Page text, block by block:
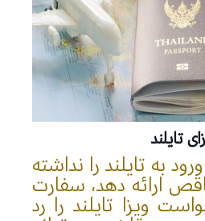
تایلند
به تایلند را نداشته
ارائه دهد، سفارت
ویزا تایلند را رد